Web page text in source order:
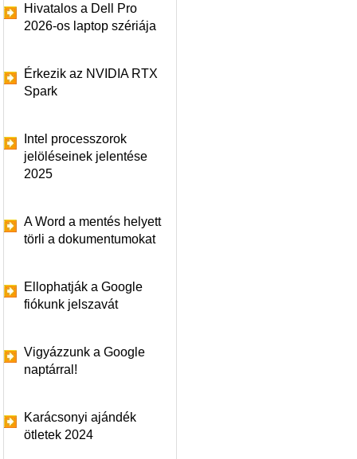
Hivatalos a Dell Pro
2026-os laptop szériája
Érkezik az NVIDIA RTX
Spark
Intel processzorok
jelöléseinek jelentése
2025
A Word a mentés helyett
törli a dokumentumokat
Ellophatják a Google
fiókunk jelszavát
Vigyázzunk a Google
naptárral!
Karácsonyi ajándék
ötletek 2024